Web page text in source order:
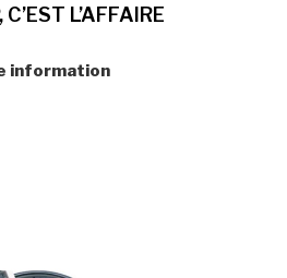
L’AFFAIRE
information